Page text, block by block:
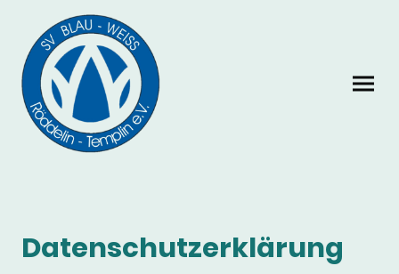
Datenschutzerklärung